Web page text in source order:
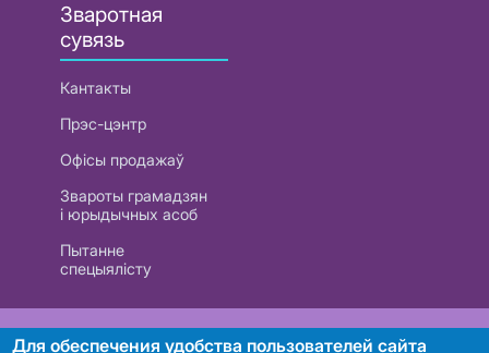
Зваротная
сувязь
Кантакты
Прэс-цэнтр
Офісы продажаў
Звароты грамадзян
і юрыдычных асоб
Пытанне
спецыялісту
РУП «Белтэлекам». УНП 101007741
Для обеспечения удобства пользователей сайта